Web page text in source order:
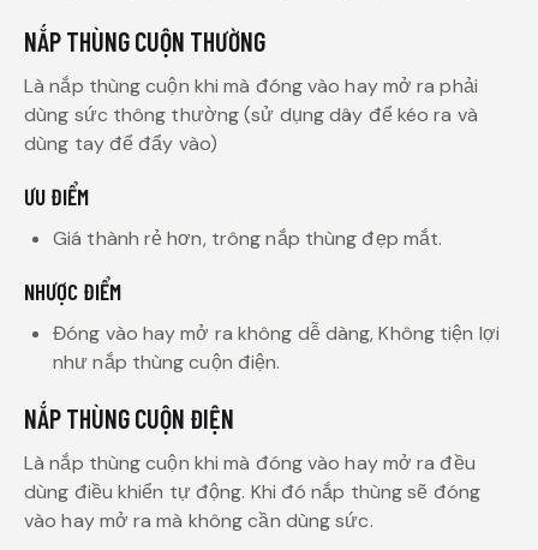
NẮP THÙNG CUỘN THƯỜNG
Là nắp thùng cuộn khi mà đóng vào hay mở ra phải
dùng sức thông thường (sử dụng dây để kéo ra và
dùng tay để đẩy vào)
ƯU ĐIỂM
Giá thành rẻ hơn, trông nắp thùng đẹp mắt.
NHƯỢC ĐIỂM
Đóng vào hay mở ra không dễ dàng, Không tiện lợi
như nắp thùng cuộn điện.
NẮP THÙNG CUỘN ĐIỆN
Là nắp thùng cuộn khi mà đóng vào hay mở ra đều
dùng điều khiển tự động. Khi đó nắp thùng sẽ đóng
vào hay mở ra mà không cần dùng sức.